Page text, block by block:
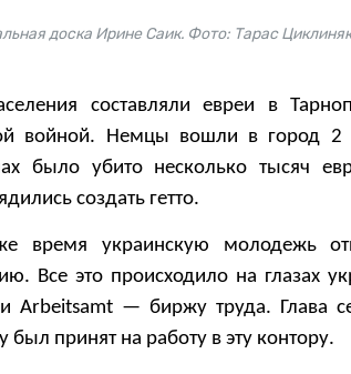
доска Ирине Саик. Фото: Тарас
составляли евреи в
войной. Немцы вошли в город 2
было убито несколько тысяч
создать гетто.
время украинскую молодежь
Все это происходило на глазах
Arbeitsamt — биржу труда. Глава
был принят на работу в эту контору.